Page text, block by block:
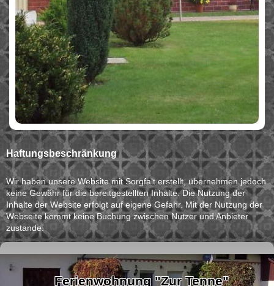
Haftungsbeschränkung
Wir haben unsere Website mit Sorgfalt erstellt, übernehmen jedoch
keine Gewähr für die bereitgestellten Inhalte. Die Nutzung der
Inhalte der Website erfolgt auf eigene Gefahr. Mit der Nutzung der
Webseite kommt keine Buchung zwischen Nutzer und Anbieter
zustande.
Ferienwohnung "Zur Tenne"